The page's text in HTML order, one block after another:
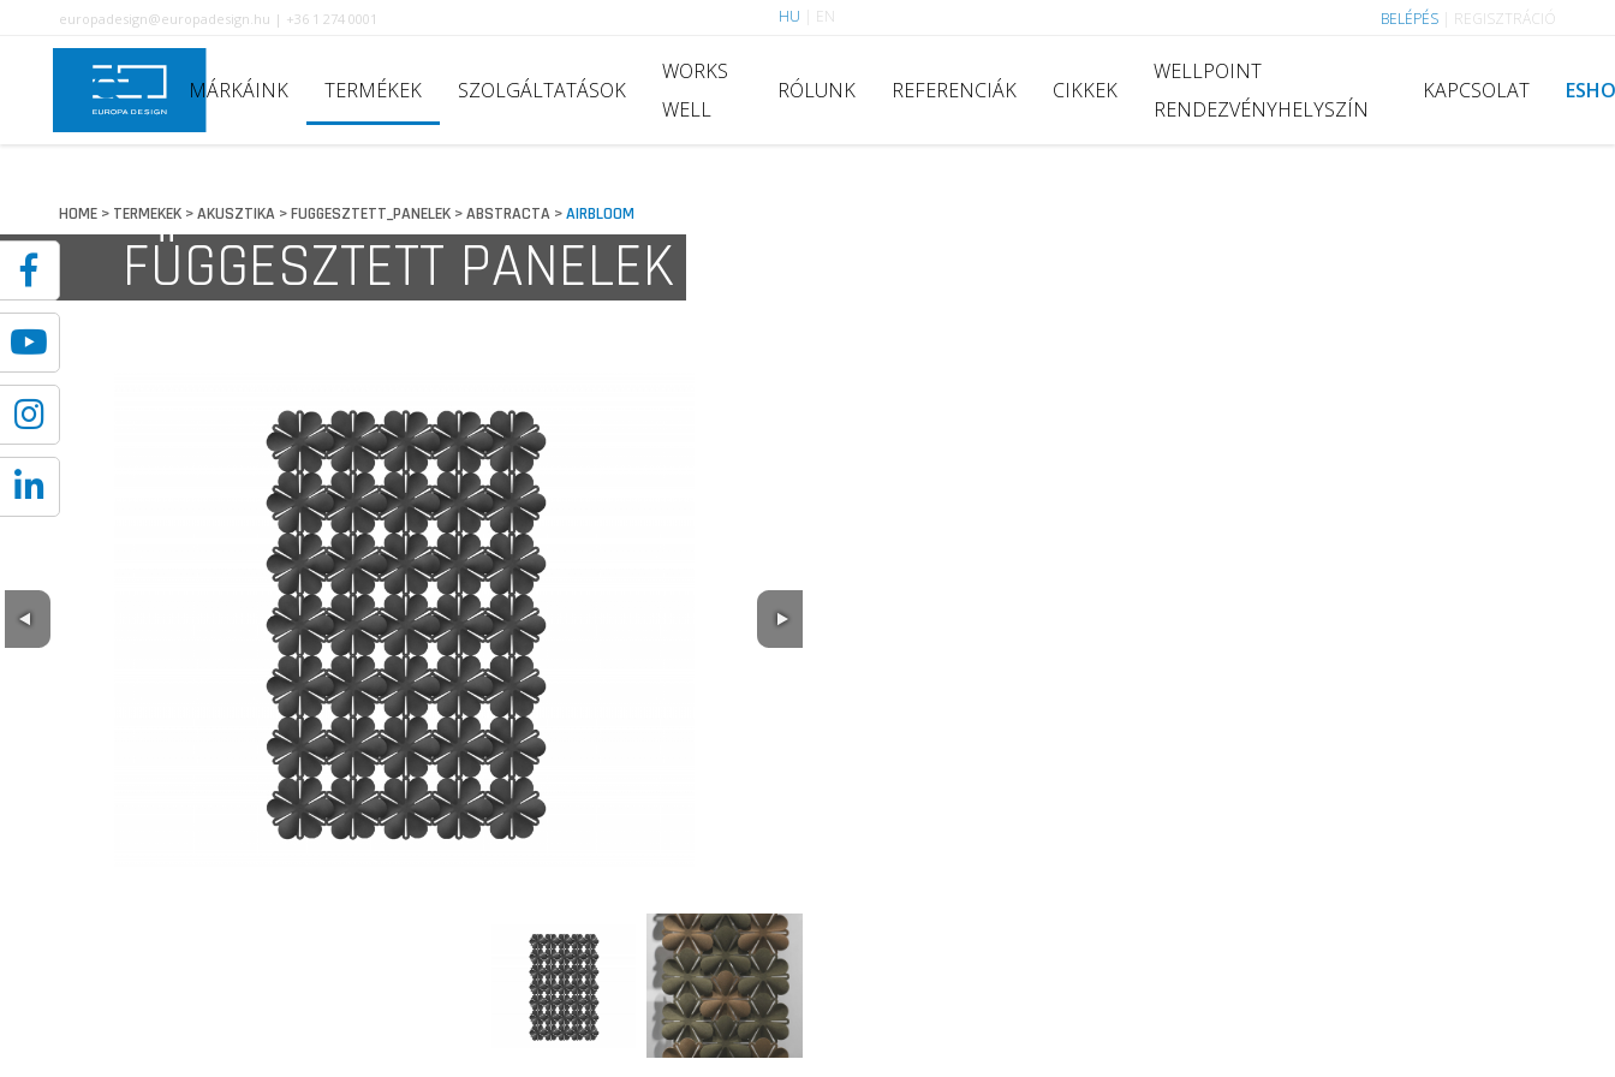
europadesign@europadesign.hu | +36 1 274 0001 HU EN BELÉPÉS REGISZTRÁCIÓ
MÁRKÁINK TERMÉKEK SZOLGÁLTATÁSOK
WORKS
WELL
RÓLUNK REFERENCIÁK CIKKEK
WELLPOINT
RENDEZVÉNYHELYSZÍN
KAPCSOLAT
HOME> TERMEKEK>AKUSZTIKA>FUGGESZTETT_PANELEK>ABSTRACTA>AIRBLOOM
FÜGGESZTETT PANELEK